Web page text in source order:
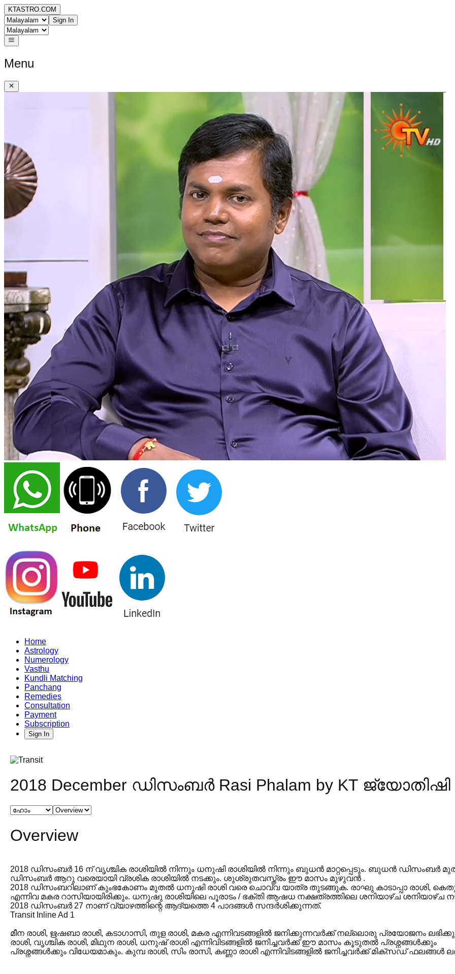
KTASTRO.COM
Sign In
Menu
Home
Astrology
Numerology
Vasthu
Kundli Matching
Panchang
Remedies
Consultation
Payment
Subscription
Sign In
2018 December ഡിസംബർ Rasi Phalam by KT ജ്യോതിഷി
Overview
2018 ഡിസംബർ 16 ന് വൃശ്ചിക രാശിയിൽ നിന്നും ധനുഷി രാശിയിൽ നിന്നും ബുധൻ മാറ്റപ്പെടും. ബുധൻ ഡിസംബർ
ഡിസംബർ ആറു വരെയായി വ്രശിക രാശിയിൽ നടക്കും. ശുശ്രുതവസ്ത്രം ഈ മാസം മുഴുവൻ .
2018 ഡിസംബറിലാണ് കുംഭകോണം മുതൽ ധനുഷി രാശി വരെ ചൊവ്വ യാത്ര തുടങ്ങുക. രാഘു കാടാപ്പാ രാശി,
എന്നിവ മകര റാസിയായിരിക്കും. ധനുഷു രാശിയിലെ പൂരാടം / ഭക്തി ആഷധ നക്ഷത്രത്തിലെ ശനിയാഴ്ച ശനിയാഴ്ച
2018 ഡിസംബർ 27 നാണ് വ്യാഴത്തിന്റെ ആദ്യത്തെ 4 പാദങ്ങൾ സന്ദർശിക്കുന്നത്.
Transit Inline Ad 1
മീന രാശി, ഋഷബാ രാശി, കടാഗാസി, തുള രാശി, മകര എന്നിവടങ്ങളിൽ ജനിക്കുന്നവർക്ക് നല്ലൊരു പ്രയോജനം
രാശി, വൃശ്ചിക രാശി, മിഥുന രാശി, ധനുഷ് രാശി എന്നിവിടങ്ങളിൽ ജനിച്ചവർക്ക് ഈ മാസം കൂടുതൽ പ്രശ്നങ്ങൾക്കും
പ്രശ്നങ്ങൾക്കും വിധേയമാകും. കുമ്പ രാശി, സിം രാസി, കണ്ണാ രാശി എന്നിവിടങ്ങളിൽ ജനിച്ചവർക്ക് മിക്സഡ് ഫലങ്ങൾ